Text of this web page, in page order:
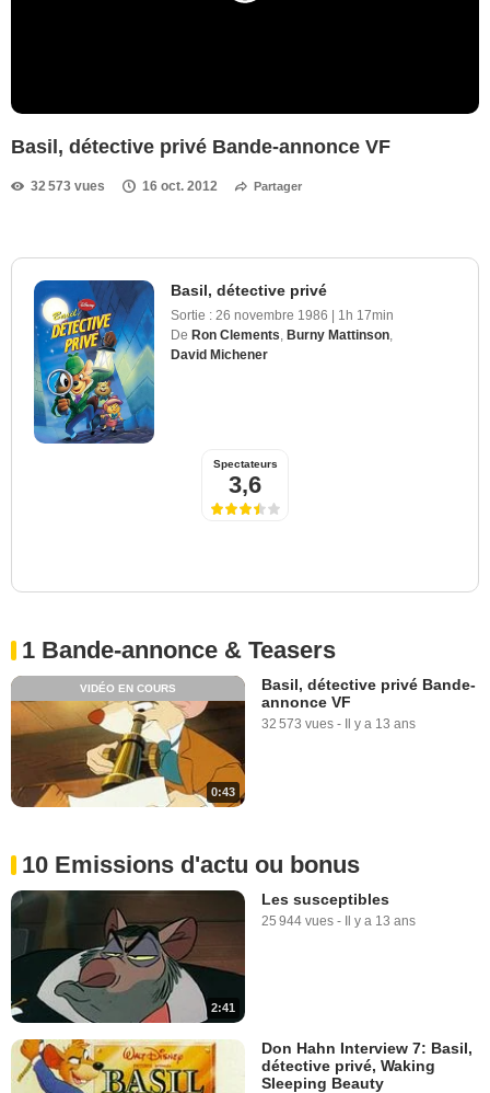
Basil, détective privé Bande-annonce VF
32 573 vues 16 oct. 2012 Partager
Basil, détective privé
Sortie : 26 novembre 1986 | 1h 17min
De Ron Clements Burny Mattinson
David Michener
Spectateurs
3,6
1 Bande-annonce & Teasers
0:43
VIDÉO EN COURS
Basil, détective privé Bande-
annonce VF
32 573 vues - Il y a 13 ans
10 Emissions d'actu ou bonus
2:41
Les susceptibles
25 944 vues - Il y a 13 ans
Don Hahn Interview 7: Basil,
détective privé, Waking
Sleeping Beauty